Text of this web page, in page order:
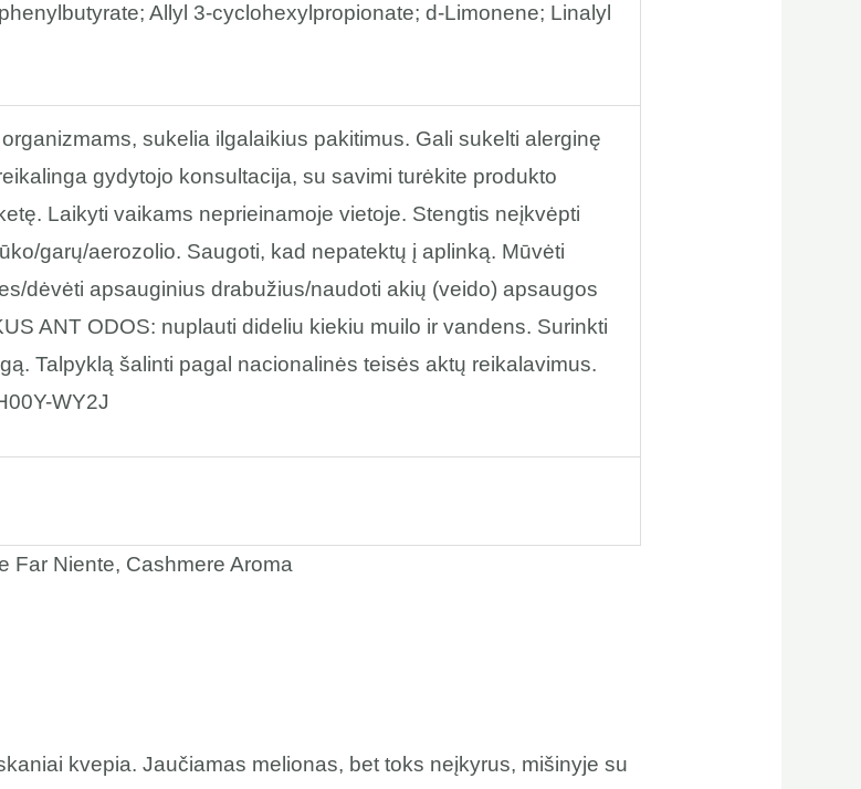
Allyl 3-cyclohexylpropionate; d-Limonene; Linalyl
sukelia ilgalaikius pakitimus. Gali sukelti alerginę
gydytojo konsultacija, su savimi turėkite produkto
Laikyti vaikams neprieinamoje vietoje. Stengtis neįkvėpti
garų/aerozolio. Saugoti, kad nepatektų į aplinką. Mūvėti
dėvėti apsauginius drabužius/naudoti akių (veido) apsaugos
ANT ODOS: nuplauti dideliu kiekiu muilo ir vandens. Surinkti
Talpyklą šalinti pagal nacionalinės teisės aktų reikalavimus.
WY2J
Far Niente, Cashmere Aroma
kvepia. Jaučiamas melionas, bet toks neįkyrus, mišinyje su